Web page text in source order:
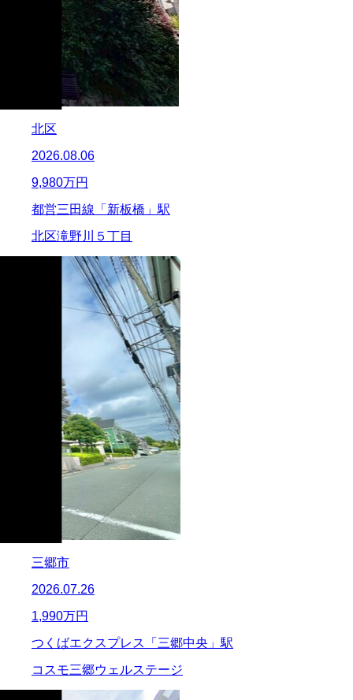
北区
2026.08.06
9,980万円
都営三田線「新板橋」駅
北区滝野川５丁目
三郷市
2026.07.26
1,990万円
つくばエクスプレス「三郷中央」駅
コスモ三郷ウェルステージ